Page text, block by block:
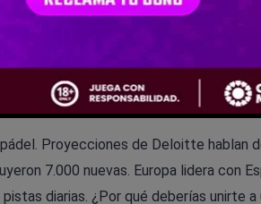
en 2026:
Proyecciones de Deloitte hablan
7.000 nuevas. Europa lidera con
diarias. ¿Por qué deberías unirte